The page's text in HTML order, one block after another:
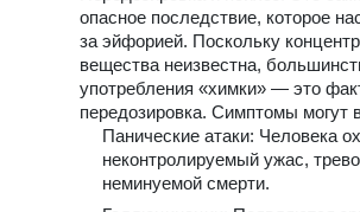
опасное последствие, которое
за эйфорией. Поскольку
вещества неизвестна,
употребления «химки» — это
передозировка. Симптомы могут
Панические атаки: Человека
неконтролируемый ужас,
неминуемой смерти.